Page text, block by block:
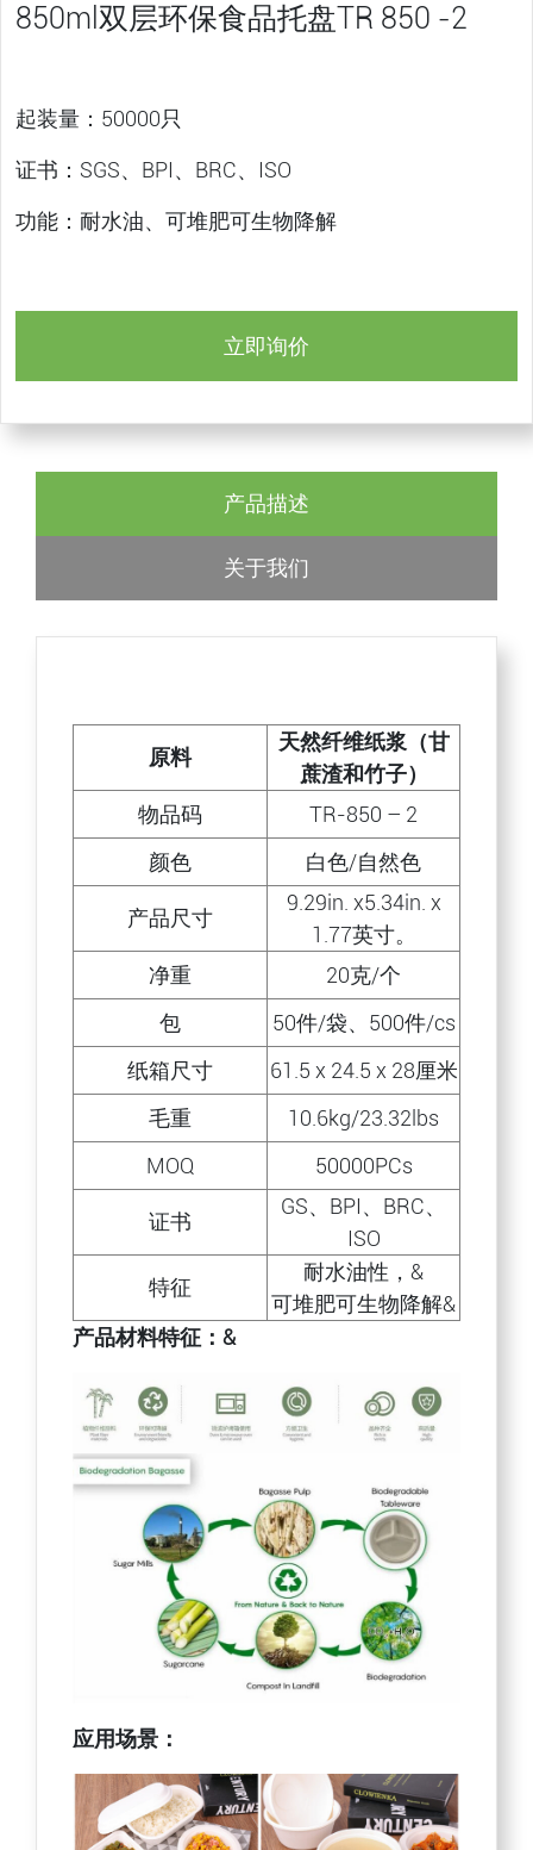
850ml双层环保食品托盘TR 850 -2
起装量：50000只
证书：SGS、BPI、BRC、ISO
功能：耐水油、可堆肥可生物降解
立即询价
产品描述
关于我们
原料
天然纤维纸浆（甘
蔗渣和竹子）
物品码
TR-850 – 2
颜色
白色/自然色
产品尺寸
9.29in. x5.34in. x
1.77英寸。
净重
20克/个
包
50件/袋、500件/cs
纸箱尺寸
61.5 x 24.5 x 28厘米
毛重
10.6kg/23.32lbs
MOQ
50000PCs
证书
GS、BPI、BRC、
ISO
特征
耐水油性，&
可堆肥可生物降解&
产品材料特征：&
应用场景：